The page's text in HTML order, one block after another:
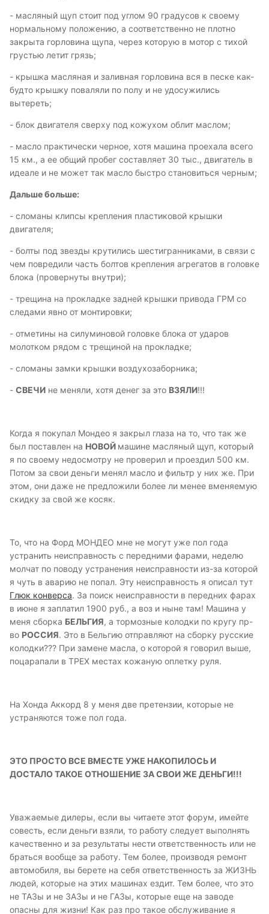
- масляный щуп стоит под углом 90 градусов к своему
нормальному положению, а соответственно не плотно
закрыта горловина щупа, через которую в мотор с тихой
грустью летит грязь;
- крышка масляная и заливная горловина вся в песке как-
будто крышку поваляли по полу и не удосужились
вытереть;
- блок двигателя сверху под кожухом облит маслом;
- масло практически черное, хотя машина проехала всего
15 км., а ее общий пробег составляет 30 тыс., двигатель в
идеале и не может так масло быстро становиться черным;
Дальше больше:
- сломаны клипсы крепления пластиковой крышки
двигателя;
- болты под звезды крутились шестигранниками, в связи с
чем повредили часть болтов крепления агрегатов в головке
блока (провернуты внутри);
- трещина на прокладке задней крышки привода ГРМ со
следами явно от монтировки;
- отметины на силуминовой головке блока от ударов
молотком рядом с трещиной на прокладке;
- сломаны замки крышки воздухозаборника;
- СВЕЧИ не меняли, хотя денег за это ВЗЯЛИ!!!
Когда я покупал Мондео я закрыл глаза на то, что так же
был поставлен на НОВОЙ машине масляный щуп, который
я по своему недосмотру не проверил и проездил 500 км.
Потом за свои деньги менял масло и фильтр у них же. При
этом, они даже не предложили более ли менее вменяемую
скидку за свой же косяк.
То, что на Форд МОНДЕО мне не могут уже пол года
устранить неисправность с передними фарами, неделю
молчат по поводу устранения неисправности из-за которой
я чуть в аварию не попал. Эту неисправность я описал тут
Глюк конверса. За поиск неисправности в передних фарах
в июне я заплатил 1900 руб., а воз и ныне там! Машина у
меня сборка БЕЛЬГИЯ, а тормозные колодки по кругу пр-
во РОССИЯ. Это в Бельгию отправляют на сборку русские
колодки??? При замене масла, о которой я говорил выше,
поцарапали в ТРЕХ местах кожаную оплетку руля.
На Хонда Аккорд 8 у меня две претензии, которые не
устраняются тоже пол года.
ЭТО ПРОСТО ВСЕ ВМЕСТЕ УЖЕ НАКОПИЛОСЬ И
ДОСТАЛО ТАКОЕ ОТНОШЕНИЕ ЗА СВОИ ЖЕ ДЕНЬГИ!!!
Уважаемые дилеры, если вы читаете этот форум, имейте
совесть, если деньги взяли, то работу следует выполнять
качественно и за результаты нести ответственность или не
браться вообще за работу. Тем более, производя ремонт
автомобиля, вы берете на себя ответственность за ЖИЗНЬ
людей, которые на этих машинах ездит. Тем более, что это
не ТАЗы и не ЗАЗы и не ГАЗы, которые еще на заводе
опасны для жизни! Как раз про такое обслуживание я